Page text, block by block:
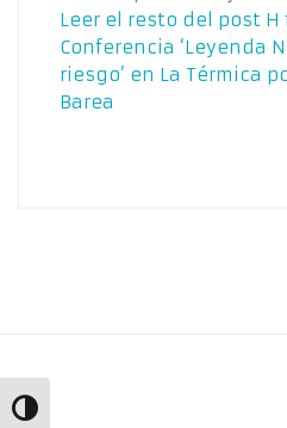
Alternar alto contraste
Leer el resto del post H
Conferencia ‘Leyenda
riesgo’ en La Térmica
Barea